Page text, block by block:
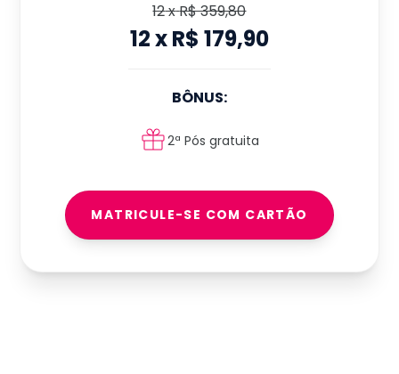
12xR$ 359,80
12xR$ 179,90
BÔNUS:
2ª Pós gratuita
MATRICULE-SE COM CARTÃO